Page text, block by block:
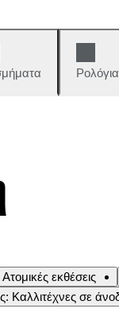
Ρολόγια
Ατομικές εκθέσεις
Καλλιτέχνες σε